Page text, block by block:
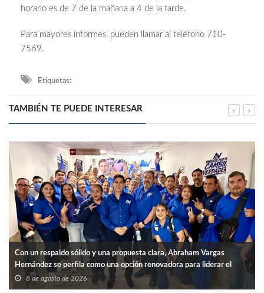
horario es de 7 de la mañana a 4 de la tarde.
Para mayores informes, pueden llamar al teléfono 710-
7569.
Etiquetas:
TAMBIÉN TE PUEDE INTERESAR
Con un respaldo sólido y una propuesta clara, Abraham Vargas
Hernández se perfila como una opción renovadora para liderar el
SNTISSSTE en Tamaulipas.
8 de agosto de 2026